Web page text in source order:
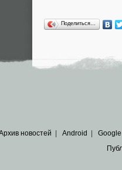
Поделиться…
новостей Android Google